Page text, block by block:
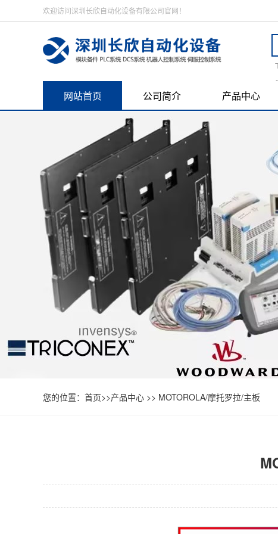
欢迎访问深圳长欣自动化设备有限公司官网！
网站首页 公司简介 产品中心
您的位置： 首页>>产品中心 >> MOTOROLA/摩托罗拉/主板